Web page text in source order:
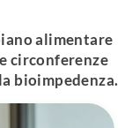
alimentare
circonferenze
bioimpedenza.